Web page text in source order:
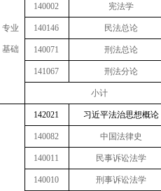
专业
基础
140002 宪法学
140146 民法总论
140071 刑法总论
141067 刑法分论
小计
142021 习近平法治思想概论
140082 中国法律史
140011 民事诉讼法学
140010 刑事诉讼法学